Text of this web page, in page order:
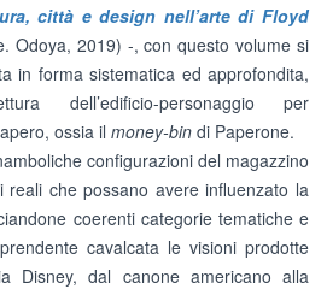
città e design nell’arte di Floyd
Odoya, 2019) -, con questo volume si
in forma sistematica ed approfondita,
dell’edificio-personaggio per
ossia il money-bin di Paperone.
configurazioni del magazzino
reali che possano avere influenzato la
coerenti categorie tematiche e
cavalcata le visioni prodotte
Disney, dal canone americano alla